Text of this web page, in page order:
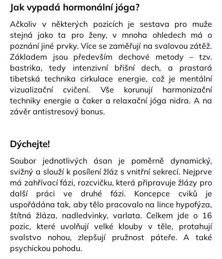
Jak vypadá hormonální jóga?
Ačkoliv v některých pozicích je sestava pro muže
stejná jako ta pro ženy, v mnoha ohledech má o
poznání jiné prvky. Více se zaměřují na svalovou zátěž.
Základem jsou především dechové metody – tzv.
bastrika, tedy intenzivní břišní dech, a prastará
tibetská technika cirkulace energie, což je mentální
vizualizační cvičení. Vše korunují harmonizační
techniky energie a čaker a relaxační jóga nidra. A na
závěr antistresový bonus.
Dýchejte!
Soubor jednotlivých ásan je poměrně dynamický,
svižný a slouží k posílení žláz s vnitřní sekrecí. Nejprve
má zahřívací fázi, rozcvičku, která připravuje žlázy pro
další práci ve druhé fázi. Koncepce cviků je
uspořádána tak, aby tělo pracovalo na lince hypofýza,
štítná žláza, nadledvinky, varlata. Celkem jde o 16
pozic, které uvolňují velké klouby v těle, protahují
svalstvo nohou, zlepšují pružnost páteře. A také
psychickou pohodu.
o
p
o
r
u
č
u
j
e
m
e
JÓGOVÝ
SET
SMOOTH
-
TOP
A
LEGÍNY
(ZELENÁ)
990
Kč
Původně:
1
490